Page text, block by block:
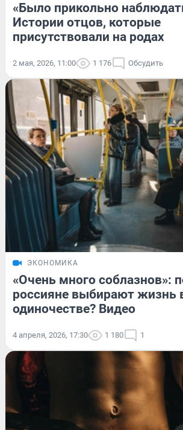
«Было прикольно
Истории отцов, которые
присутствовали на родах
2 мая, 2026, 11:00 1 176 Обсудить
ЭКОНОМИКА
«Очень много соблазнов»:
россияне выбирают жизнь
одиночестве? Видео
4 апреля, 2026, 17:30 1 180 1